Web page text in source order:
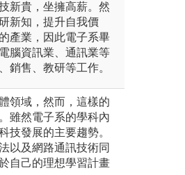
新貴，坐擁高薪。然
新知，提升自我價
產業，因此電子系畢
腦資訊業、通訊業等
銷售、教研等工作。
領域，然而，這樣的
雖然電子系的學科內
技發展的主要趨勢。
以及網路通訊技術同
自己的理想學習計畫